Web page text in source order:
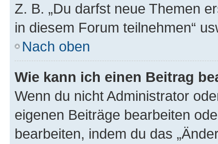
Z. B. „Du darfst neue Themen
in diesem Forum teilnehmen“
Nach oben
Wie kann ich einen Beitrag
Wenn du nicht Administrator
eigenen Beiträge bearbeiten
bearbeiten, indem du das